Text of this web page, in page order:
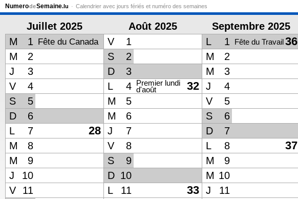
NumerodeSemaine.lu Calendrier avec jours fériés et numéro des semaines
Juillet 2025 Août 2025 Septembre 2025
M
1 Fête du Canada V 1 L 1 36
Fête du Travail
M 2 S 2 M 2
J
3 D 3 M 3
V
4 L 4 32
Premier lundi
d'août J 4
S
5 M 5 V 5
D
6 M 6 S 6
L
7 28 J 7 D 7
M
8 V 8 L 8 37
M 9 S 9 M 9
J
10 D 10 M 10
V
11 L 11 33 J 11